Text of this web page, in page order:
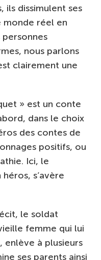
ils dissimulent ses
monde réel en
nous parlons
clairement une
» est un conte
dans le choix
des contes de
positifs, ou
Ici, le
s’avère
le soldat
femme qui lui
enlève à plusieurs
ses parents ainsi